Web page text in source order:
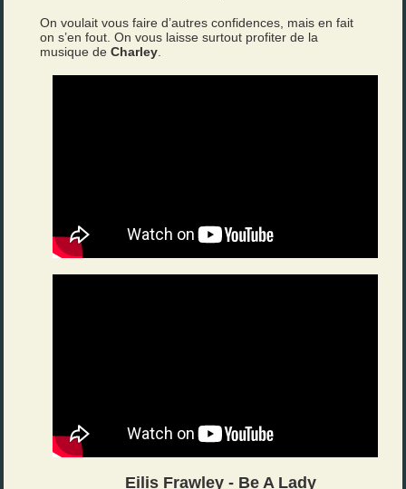
On voulait vous faire d’autres confidences, mais en fait
on s’en fout. On vous laisse surtout profiter de la
musique deCharley
Eilis Frawley - Be A Lady